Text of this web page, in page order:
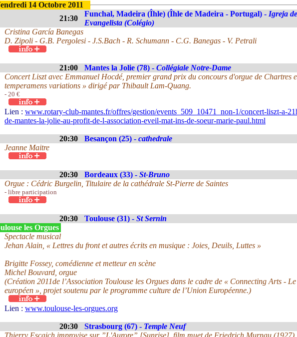
14 Octobre 2011
21:30
Funchal, Madeira (Îhle) (Îhle de Madeira - Portugal) - Igreja
Evangelista (Colégio)
Cristina García Banegas
D. Zipoli - G.B. Pergolesi - J.S.Bach - R. Schumann - C.G. Banegas - V. Petrali
21:00 Mantes la Jolie (78) - Collégiale Notre-Dame
Concert Liszt avec Emmanuel Hocdé, premier grand prix du concours d'orgue de Chartres
temperamens variations » dirigé par Thibault Lam-Quang.
- 20 €
Lien : www.rotary-club-mantes.fr/offres/gestion/events_509_10471_non-1/concert-liszt-a-
de-mantes-la-jolie-au-profit-de-l-association-eveil-mat-ins-de-soeur-marie-paul.html
20:30 Besançon (25) - cathedrale
Jeanne Maitre
20:30 Bordeaux (33) - St-Bruno
Orgue : Cédric Burgelin, Titulaire de la cathédrale St-Pierre de Saintes
- libre participation
20:30 Toulouse (31) - St Sernin
les Orgues
Spectacle musical
Jehan Alain, « Lettres du front et autres écrits en musique : Joies, Deuils, Luttes »
Brigitte Fossey, comédienne et metteur en scène
Michel Bouvard, orgue
(Création 2011de l’Association Toulouse les Orgues dans le cadre de « Connecting Arts -
européen », projet soutenu par le programme culture de l’Union Européenne.)
Lien : www.toulouse-les-orgues.org
20:30 Strasbourg (67) - Temple Neuf
Thierry Escaich improvise sur ”L'Aurore” [Sunrise], film muet de Friedrich Murnau (1927)